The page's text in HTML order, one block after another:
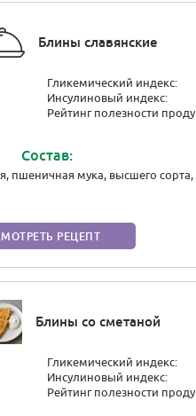
Блины славянские
Гликемический индекс:
Инсулиновый индекс:
Рейтинг полезности
Состав:
пшеничная мука, высшего сорта,
РЕЦЕПТ
Блины со сметаной
Гликемический индекс:
Инсулиновый индекс:
Рейтинг полезности